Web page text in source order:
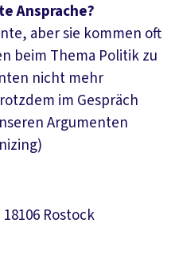
Ansprache?
aber sie kommen oft
beim Thema Politik zu
nicht mehr
im Gespräch
Argumenten
Rostock